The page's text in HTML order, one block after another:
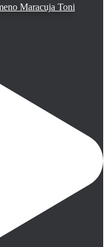
Maracuja Toni